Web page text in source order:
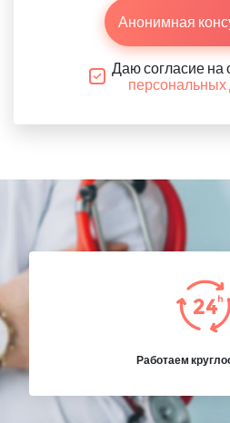
Анонимная
Даю согласие на
Работаем